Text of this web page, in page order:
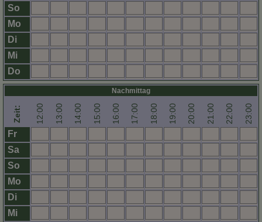
So
Mo
Di
Mi
Do
Nachmittag
Zeit: 12:00 13:00 14:00 15:00 16:00 17:00 18:00 19:00 20:00 21:00 22:00 23:00
Fr
Sa
So
Mo
Di
Mi